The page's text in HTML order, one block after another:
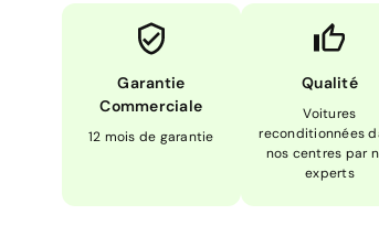
Garantie
Commerciale
12 mois de garantie
Qualité
Voitures
reconditionnées
nos centres par
experts